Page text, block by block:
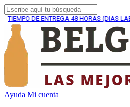
ENTREGA48 HORAS (DIAS
Ayuda Mi cuenta